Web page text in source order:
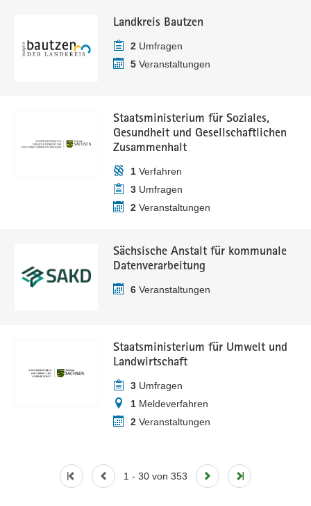
Landkreis Bautzen
2 Umfragen
5 Veranstaltungen
Staatsministerium für Soziales,
Gesundheit und Gesellschaftlichen
Zusammenhalt
1 Verfahren
3 Umfragen
2 Veranstaltungen
Sächsische Anstalt für kommunale
Datenverarbeitung
6 Veranstaltungen
Staatsministerium für Umwelt und
Landwirtschaft
3 Umfragen
1 Meldeverfahren
2 Veranstaltungen
1 - 30 von 353